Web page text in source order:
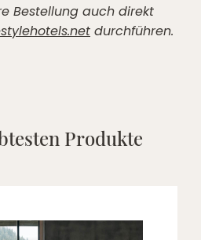
Bestellung auch direkt
durchführen.
Produkte